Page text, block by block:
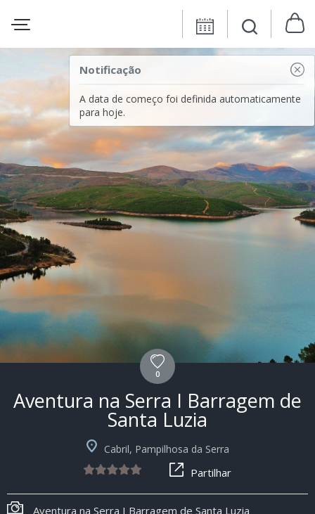
Notificação
A data de começo foi definida automaticamente
para hoje.
0
Aventura na Serra I Barragem de
Santa Luzia
Cabril, Pampilhosa da Serra
Partilhar
Aventura na Serra I Barragem de Santa Luzia